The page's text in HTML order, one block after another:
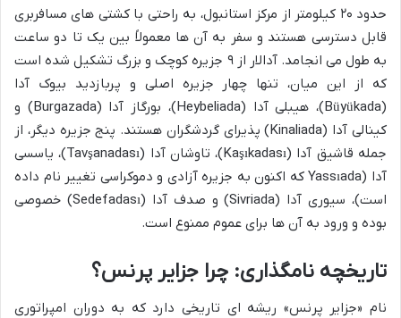
حدود ۲۰ کیلومتر از مرکز استانبول، به راحتی با کشتی های مسافربری
قابل دسترسی هستند و سفر به آن ها معمولاً بین یک تا دو ساعت
به طول می انجامد. آدالار از ۹ جزیره کوچک و بزرگ تشکیل شده است
که از این میان، تنها چهار جزیره اصلی و پربازدید بیوک آدا
(Büyükada)، هیبلی آدا (Heybeliada)، بورگاز آدا (Burgazada) و
کینالی آدا (Kinaliada) پذیرای گردشگران هستند. پنج جزیره دیگر، از
جمله قاشیق آدا (Kaşıkadası)، تاوشان آدا (Tavşanadası)، یاسسی
آدا (Yassıada که اکنون به جزیره آزادی و دموکراسی تغییر نام داده
است)، سیوری آدا (Sivriada) و صدف آدا (Sedefadası) خصوصی
بوده و ورود به آن ها برای عموم ممنوع است.
تاریخچه نامگذاری: چرا جزایر پرنس؟
نام «جزایر پرنس» ریشه ای تاریخی دارد که به دوران امپراتوری